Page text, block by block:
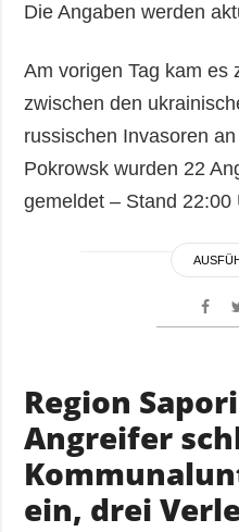
Die Angaben werden
Am vorigen Tag kam es
zwischen den
russischen Invasoren
Pokrowsk wurden 22
gemeldet – Stand 22:00
Region
Angreifer
ein, drei